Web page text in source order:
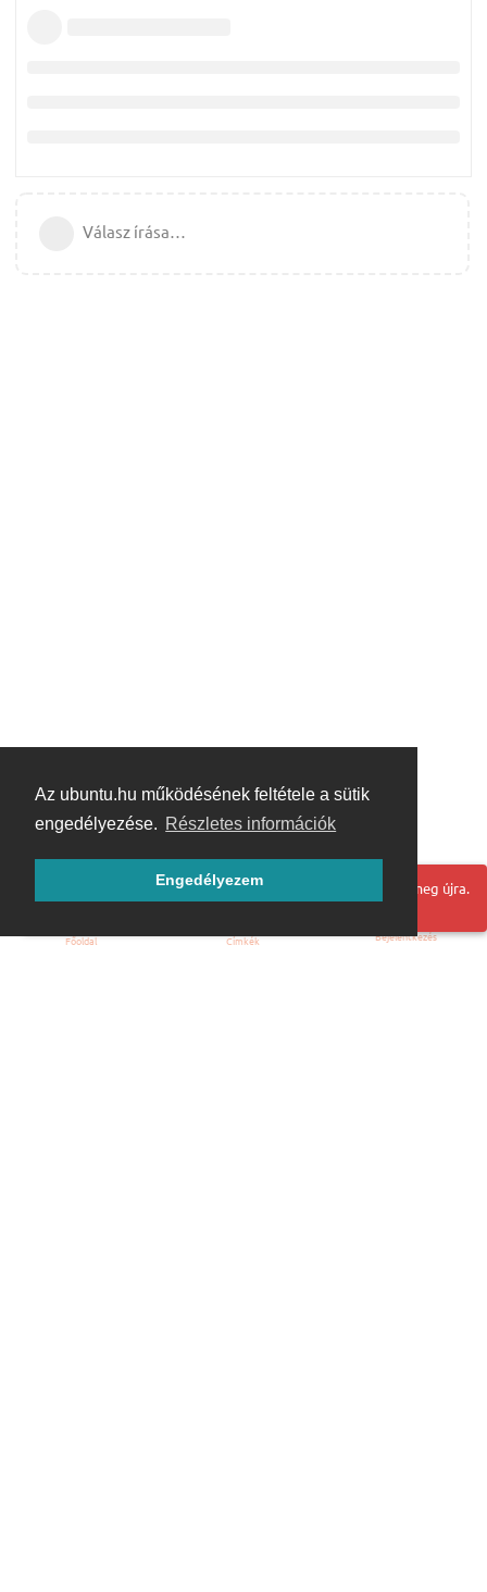
Az ubuntu.hu működésének feltétele a sütik
engedélyezése. Részletes információk
Engedélyezem
Válasz írása…
Hoppá! Valami hiba történt. Frissítse az oldalt és próbálja meg újra.
Főoldal Címkék Bejelentkezés